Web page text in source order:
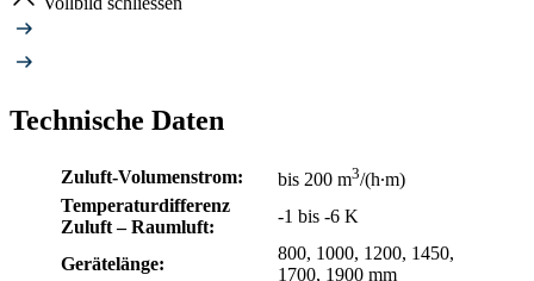
Technische Daten
Zuluft-Volumenstrom: bis 200 m3/(h∙m)
Temperaturdifferenz
Zuluft – Raumluft:
-1 bis -6 K
Gerätelänge:
800, 1000, 1200, 1450,
1700, 1900 mm